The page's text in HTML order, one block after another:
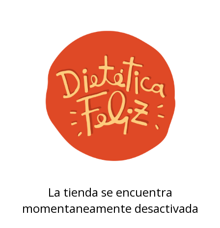
La tienda se encuentra
momentaneamente desactivada